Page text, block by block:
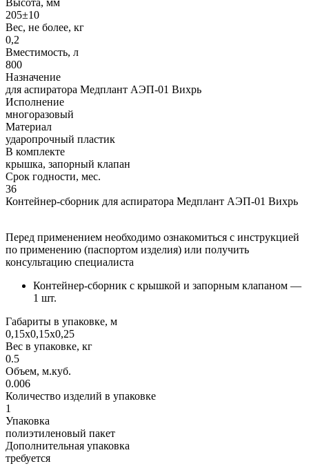
205±10
Вес, не более, кг
0,2
Вместимость, л
800
Назначение
для аспиратора Медплант АЭП-01 Вихрь
Исполнение
многоразовый
Материал
ударопрочный пластик
В комплекте
крышка, запорный клапан
Срок годности, мес.
36
Контейнер-сборник для аспиратора Медплант АЭП-01 Вихрь
Перед применением необходимо ознакомиться с инструкцией
по применению (паспортом изделия) или получить
консультацию специалиста
Контейнер-сборник с крышкой и запорным клапаном —
1 шт.
Габариты в упаковке, м
0,15х0,15х0,25
Вес в упаковке, кг
0.5
Объем, м.куб.
0.006
Количество изделий в упаковке
1
Упаковка
полиэтиленовый пакет
Дополнительная упаковка
требуется